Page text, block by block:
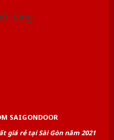
hàng.
SAIGONDOOR
giá rẻ tại Sài Gòn năm 2021